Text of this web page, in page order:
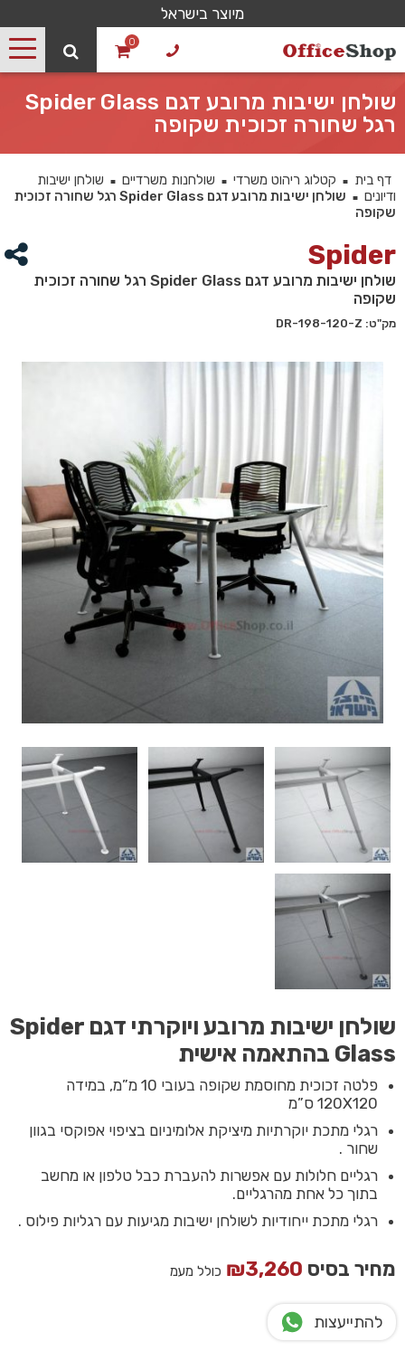
מיוצר בישראל
0
שולחן ישיבות מרובע דגם Spider Glass
רגל שחורה זכוכית שקופה
דף בית ■ קטלוג ריהוט משרדי ■ שולחנות משרדיים ■
שולחן ישיבות
ודיונים ■
שולחן ישיבות מרובע דגם Spider Glass רגל שחורה זכוכית
שקופה
Spider
שולחן ישיבות מרובע דגם Spider Glass רגל שחורה זכוכית
שקופה
מק"ט: DR-198-120-Z
שולחן ישיבות מרובע ויוקרתי דגם Spider
Glass בהתאמה אישית
פלטה זכוכית מחוסמת שקופה בעובי 10 מ”מ, במידה
120X120 ס”מ
רגלי מתכת יוקרתיות מיציקת אלומיניום בציפוי אפוקסי בגוון
שחור .
רגליים חלולות עם אפשרות להעברת כבל טלפון או מחשב
בתוך כל אחת מהרגליים.
רגלי מתכת ייחודיות לשולחן ישיבות מגיעות עם רגליות פילוס .
מחיר בסיס ₪3,260 כולל מעמ
להתייעצות